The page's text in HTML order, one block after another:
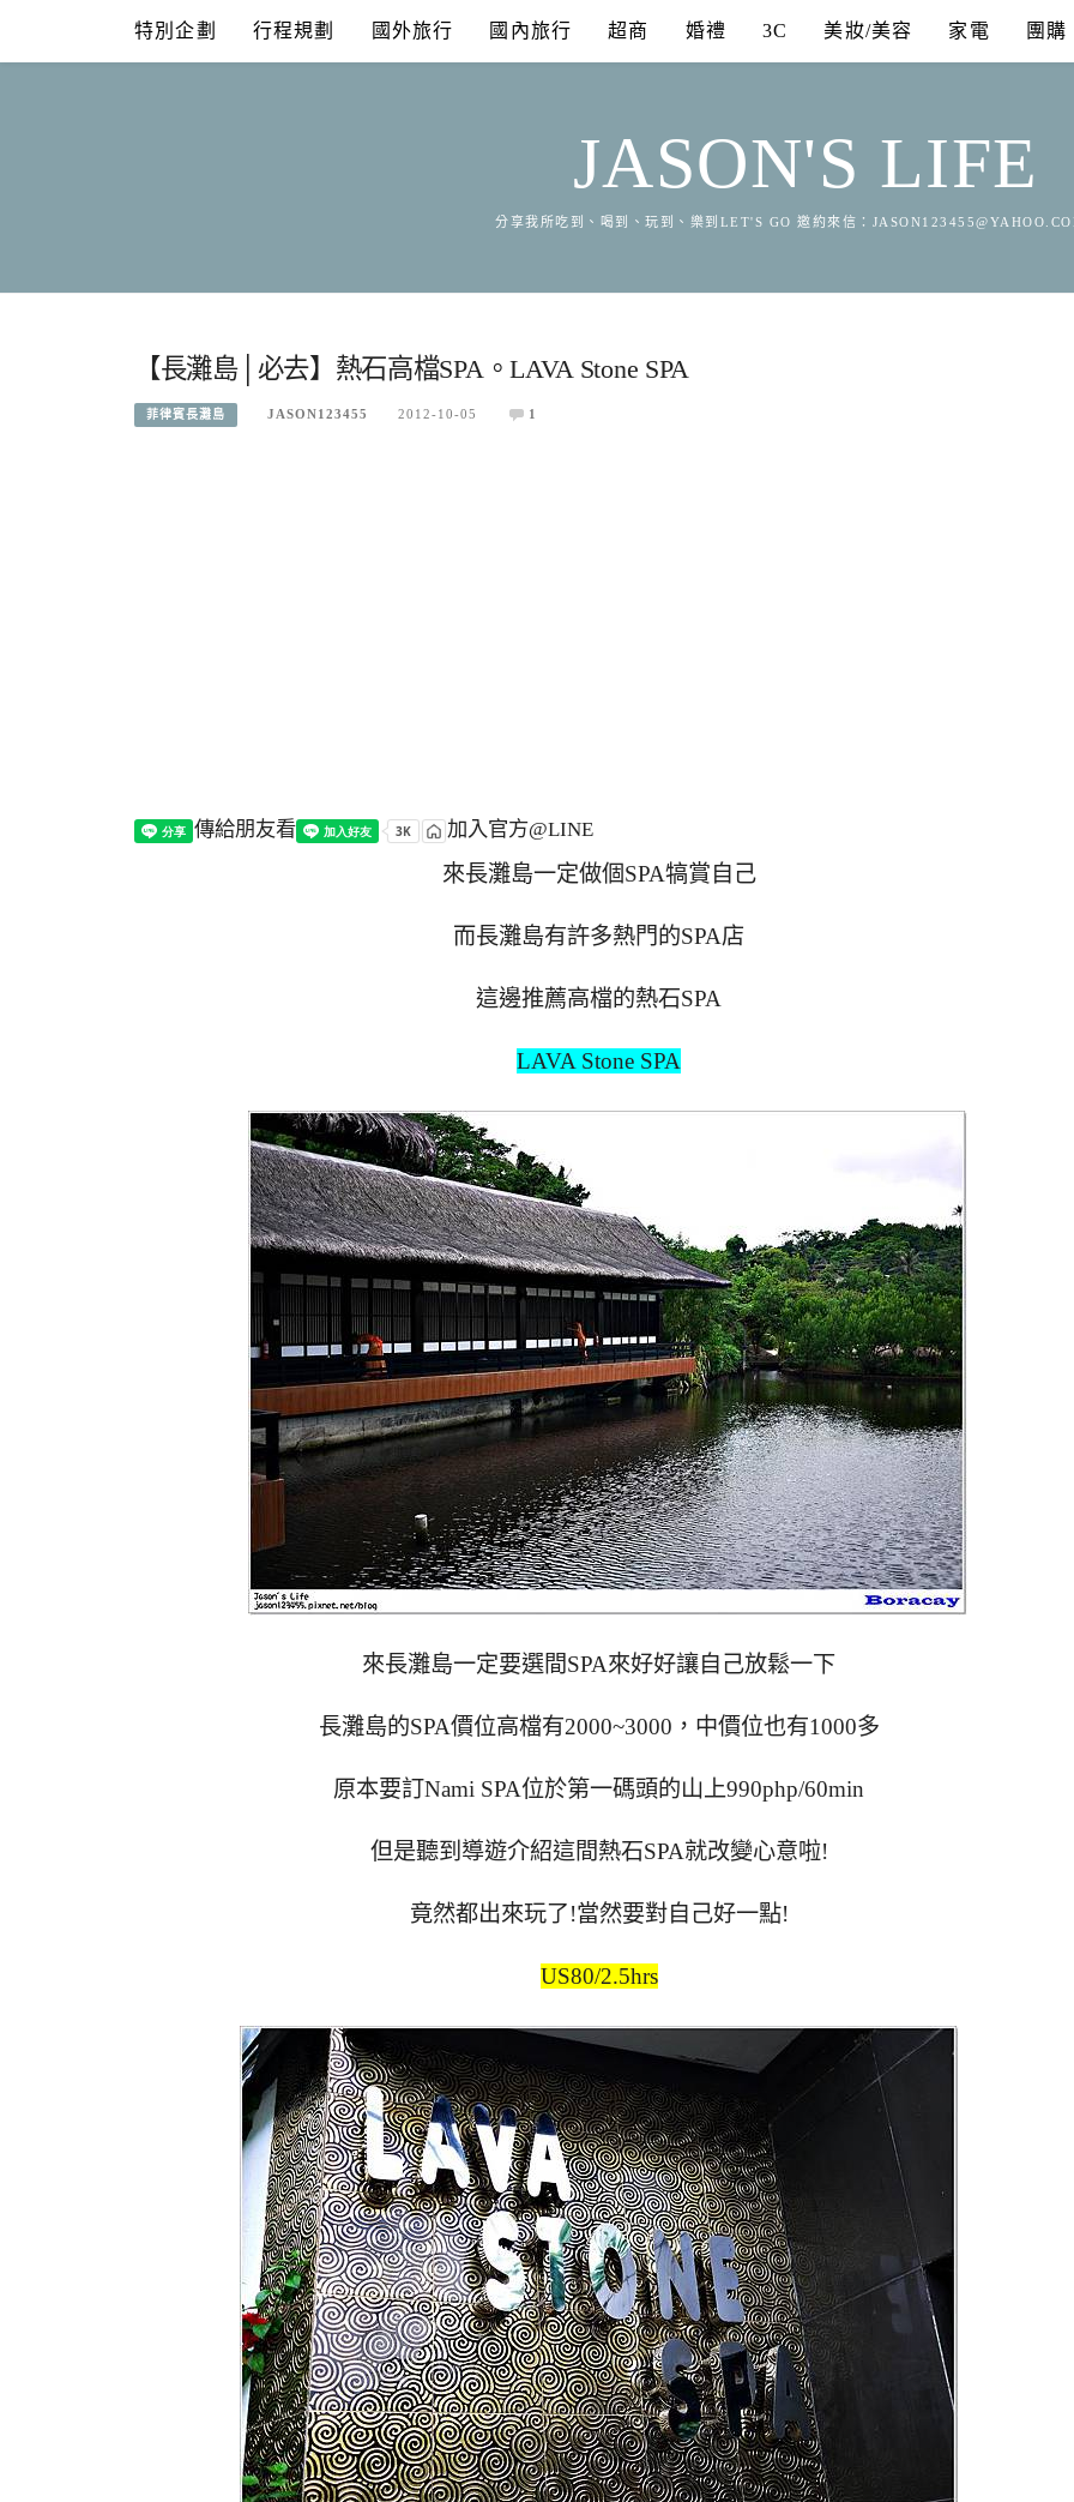
content
特別企劃 行程規劃 國外旅行 國內旅行 超商 婚禮 3C 美妝/美容 家電 團購
JASON'S LIFE
分享我所吃到、喝到、玩到、樂到LET'S GO 邀約來信：
【長灘島│必去】熱石高檔SPA。LAVA Stone SPA
菲律賓長灘島 JASON123455 2012-10-05 1
傳給朋友看 加入官方@LINE
來長灘島一定做個SPA犒賞自己
而長灘島有許多熱門的SPA店
這邊推薦高檔的熱石SPA
LAVA Stone SPA
來長灘島一定要選間SPA來好好讓自己放鬆一下
長灘島的SPA價位高檔有2000~3000，中價位也有1000多
原本要訂Nami SPA位於第一碼頭的山上990php/60min
但是聽到導遊介紹這間熱石SPA就改變心意啦!
竟然都出來玩了!當然要對自己好一點!
US80/2.5hrs